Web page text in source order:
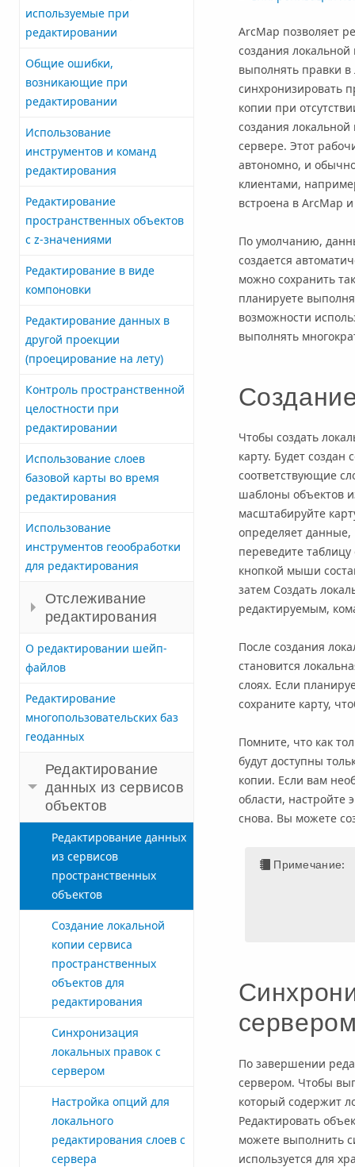
используемые при
редактировании
Общие ошибки,
возникающие при
редактировании
Использование
инструментов и команд
редактирования
Редактирование
пространственных объектов
с z-значениями
Редактирование в виде
компоновки
Редактирование данных в
другой проекции
(проецирование на лету)
Контроль пространственной
целостности при
редактировании
Использование слоев
базовой карты во время
редактирования
Использование
инструментов геообработки
для редактирования
Отслеживание
редактирования
О редактировании шейп-
файлов
Редактирование
многопользовательских баз
геоданных
Редактирование
данных из сервисов
объектов
Редактирование данных
из сервисов
пространственных
объектов
Создание локальной
копии сервиса
пространственных
объектов для
редактирования
Синхронизация
локальных правок с
сервером
Настройка опций для
локального
редактирования слоев с
сервера
ArcMap позволяет
создания
выполнять правки
синхронизировать
копии при
создания
сервере. Этот
автономно, и
клиентами,
встроена в ArcMap
По умолчанию,
создается
можно сохранить
планируете
возможности
выполнять
Чтобы создать
карту. Будет
соответствующие
шаблоны объектов
масштабируйте
определяет
переведите
кнопкой мыши
затем Создать
редактируемым,
После создания
становится
слоях. Если
сохраните карту,
Помните, что как
будут доступны
копии. Если вам
области, настройте
снова. Вы можете
Примечание:
По завершении
сервером. Чтобы
который содержит
Редактировать
можете выполнить
используется для